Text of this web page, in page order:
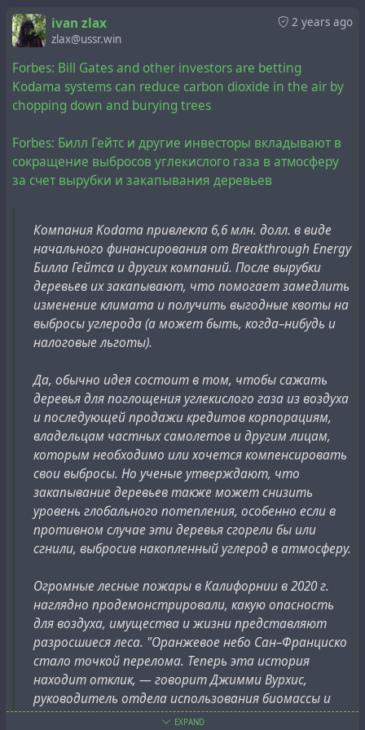
наш народ в Газе имеет права на свои природные
ресурсы".
discovered a natural gas field off the coast of the Gaza
Stripunder licence from the Palestinian National
Authoritycalled " Gaza Marine". The field was found to
which would make the Palestinian territories more
energy independent.
Despite many attempts to strike a deal with BG to open
the Gaza Marine gas field, it is still unexploited. Two of
the main parties involved in the negotiations are the
Israel Electric Corporation (IEC) and Egypt, who seek to
export.[1]The gas field remains unexploited for political
and historical reasons; however, when it was first
discovered, media coverage projected it to be a subject
that could offer benefits to both Israelis and
Palestinians, potentially leading to cooperation and
negotiation between both parties.[3]
The gas fields that lie under the Mediterranean do not
conform to national borders. Lebanon and Egypt
objected to Israel's claims to certain gas fields, and
negotiations. Regionally, the discovery of gas fields has
led to increased tension between these closely placed
countries.[3]
Maritime law and Israeli occupation of the Palestinian
territories also complicates the question of who owns
the Gaza Marine gas field. Although it is legally under
the jurisdiction of the Palestinian Authority as a result of
2 years ago
ivan zlax
zlax@ussr.win
Forbes: Bill Gates and other investors are betting
Kodama systems can reduce carbon dioxide in the air by
chopping down and burying trees
Forbes: Билл Гейтс и другие инвесторы вкладывают в
сокращение выбросов углекислого газа в атмосферу
за счет вырубки и закапывания деревьев
Компания Kodama привлекла 6,6 млн. долл. в виде
начального финансирования от Breakthrough Energy
Билла Гейтса и других компаний. После вырубки
деревьев их закапывают, что помогает замедлить
изменение климата и получить выгодные квоты на
выбросы углерода (а может быть, когда–нибудь и
налоговые льготы).
Да, обычно идея состоит в том, чтобы сажать
деревья для поглощения углекислого газа из воздуха
и последующей продажи кредитов корпорациям,
владельцам частных самолетов и другим лицам,
которым необходимо или хочется компенсировать
свои выбросы. Но ученые утверждают, что
закапывание деревьев также может снизить
уровень глобального потепления, особенно если в
противном случае эти деревья сгорели бы или
сгнили, выбросив накопленный углерод в атмосферу.
Огромные лесные пожары в Калифорнии в 2020 г.
наглядно продемонстрировали, какую опасность
для воздуха, имущества и жизни представляют
разросшиеся леса. "Оранжевое небо Сан–Франциско
стало точкой перелома. Теперь эта история
находит отклик, — говорит Джимми Вурхис,
руководитель отдела использования биомассы и
политики компании Kodama. В этом году
EXPAND